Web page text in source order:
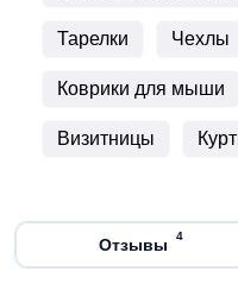
Тарелки Чехлы
Коврики для мыши
Визитницы
Отзывы 4